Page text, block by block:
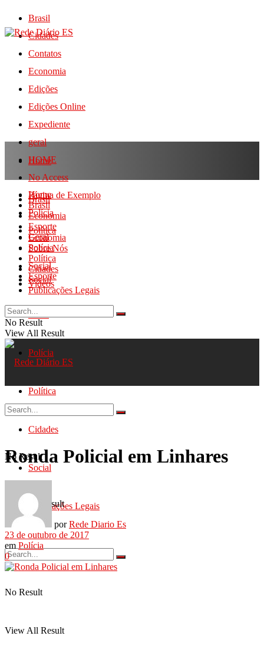
Brasil
Cidades
Contatos
Economia
Edições
Edições Online
Expediente
geral
HOME
No Access
Página de Exemplo
Polícia
Política
Sobre Nós
Social
Videos
Home
Brasil
Economia
Esporte
Geral
Polícia
Política
Cidades
Social
Publicações Legais
No Result
View All Result
Home
Brasil
Economia
Esporte
Geral
Polícia
Política
Cidades
Social
Publicações Legais
No Result
View All Result
No Result
View All Result
Ronda Policial em Linhares
por Rede Diario Es
23 de outubro de 2017
em Polícia
0